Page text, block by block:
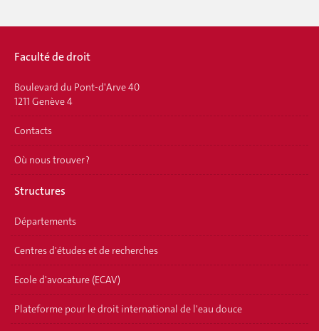
Faculté de droit
Boulevard du Pont-d'Arve 40
1211 Genève 4
Contacts
Où nous trouver ?
Structures
Départements
Centres d'études et de recherches
Ecole d'avocature (ECAV)
Plateforme pour le droit international de l'eau douce